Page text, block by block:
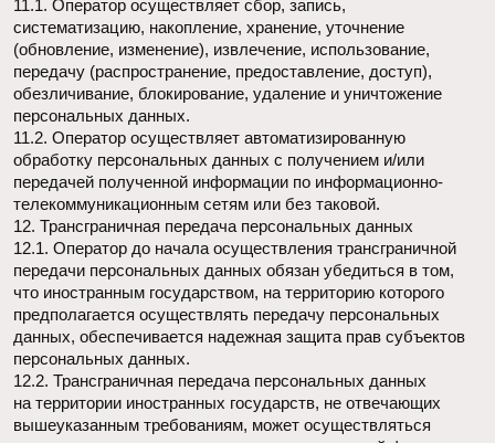
СТУДИЯ ИГР 4:33
+7 911 287 95 33
E-mail:evgeniya@four-thirtythree.com
ИНН: 781457670630
Мы на связи с 11:00 до 21:00 в будние дни
(Московское время)
ИП Фаенкова Евгения